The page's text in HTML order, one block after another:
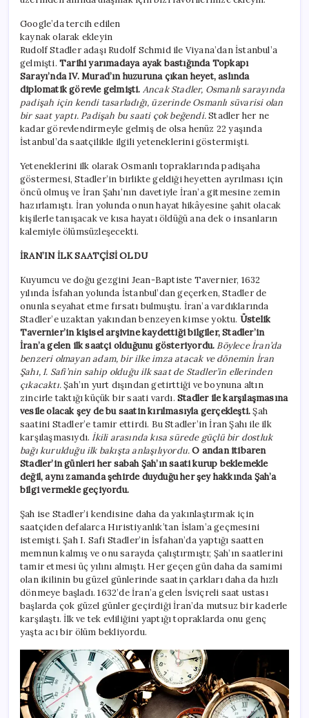
Google’da tercih edilen
kaynak olarak ekleyin
Rudolf Stadler adaşı Rudolf Schmid ile Viyana’dan İstanbul’a
gelmişti. Tarihi yarımadaya ayak bastığında Topkapı
Sarayı’nda IV. Murad’ın huzuruna çıkan heyet, aslında
diplomatik görevle gelmişti. Ancak Stadler, Osmanlı sarayında
padişah için kendi tasarladığı, üzerinde Osmanlı süvarisi olan
bir saat yaptı. Padişah bu saati çok beğendi.Stadler her ne
kadar görevlendirmeyle gelmiş de olsa henüz 22 yaşında
İstanbul’da saatçilikle ilgili yeteneklerini göstermişti.
Yeteneklerini ilk olarak Osmanlı topraklarında padişaha
göstermesi, Stadler’in birlikte geldiği heyetten ayrılması için
öncü olmuş ve İran Şahı’nın davetiyle İran’a gitmesine zemin
hazırlamıştı. İran yolunda onun hayat hikâyesine şahit olacak
kişilerle tanışacak ve kısa hayatı öldüğü ana dek o insanların
kalemiyle ölümsüzleşecekti.
İRAN’IN İLK SAATÇİSİ OLDU
Kuyumcu ve doğu gezgini Jean-Baptiste Tavernier, 1632
yılında İsfahan yolunda İstanbul’dan geçerken, Stadler de
onunla seyahat etme fırsatı bulmuştu. İran’a vardıklarında
Stadler’e uzaktan yakından benzeyen kimse yoktu. Üstelik
Tavernier’in kişisel arşivine kaydettiği bilgiler, Stadler’in
İran’a gelen ilk saatçi olduğunu gösteriyordu. Böylece İran’da
benzeri olmayan adam, bir ilke imza atacak ve dönemin İran
Şahı, I. Safi’nin sahip olduğu ilk saat de Stadler’in ellerinden
çıkacaktı.Şah’ın yurt dışından getirttiği ve boynuna altın
zincirle taktığı küçük bir saati vardı. Stadler ile karşılaşmasına
vesile olacak şey de bu saatin kırılmasıyla gerçekleşti.Şah
saatini Stadler’e tamir ettirdi. Bu Stadler’in İran Şahı ile ilk
karşılaşmasıydı. İkili arasında kısa sürede güçlü bir dostluk
bağı kurulduğu ilk bakışta anlaşılıyordu.O andan itibaren
Stadler’in günleri her sabah Şah’ın saati kurup beklemekle
değil, aynı zamanda şehirde duyduğu her şey hakkında Şah’a
bilgi vermekle geçiyordu.
Şah ise Stadler’i kendisine daha da yakınlaştırmak için
saatçiden defalarca Hıristiyanlık’tan İslam’a geçmesini
istemişti. Şah I. Safi Stadler’in İsfahan’da yaptığı saatten
memnun kalmış ve onu sarayda çalıştırmıştı; Şah’ın saatlerini
tamir etmesi üç yılını almıştı. Her geçen gün daha da samimi
olan ikilinin bu güzel günlerinde saatin çarkları daha da hızlı
dönmeye başladı. 1632’de İran’a gelen İsviçreli saat ustası
başlarda çok güzel günler geçirdiği İran’da mutsuz bir kaderle
karşılaştı. İlk ve tek evliliğini yaptığı topraklarda onu genç
yaşta acı bir ölüm bekliyordu.